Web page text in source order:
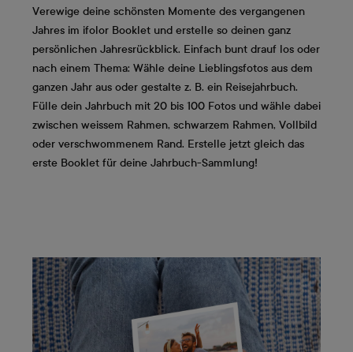
Verewige deine schönsten Momente des vergangenen
Jahres im ifolor Booklet und erstelle so deinen ganz
persönlichen Jahresrückblick. Einfach bunt drauf los oder
nach einem Thema: Wähle deine Lieblingsfotos aus dem
ganzen Jahr aus oder gestalte z. B. ein Reisejahrbuch.
Fülle dein Jahrbuch mit 20 bis 100 Fotos und wähle dabei
zwischen weissem Rahmen, schwarzem Rahmen, Vollbild
oder verschwommenem Rand. Erstelle jetzt gleich das
erste Booklet für deine Jahrbuch-Sammlung!